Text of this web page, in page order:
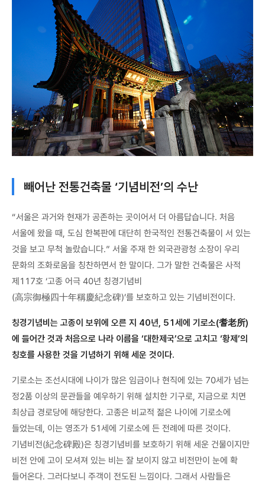
빼어난 전통건축물 ‘기념비전’의 수난
“서울은 과거와 현재가 공존하는 곳이어서 더 아름답습니다. 처음
서울에 왔을 때, 도심 한복판에 대단히 한국적인 전통건축물이 서 있는
것을 보고 무척 놀랐습니다.” 서울 주재 한 외국관광청 소장이 우리
문화의 조화로움을 칭찬하면서 한 말이다. 그가 말한 건축물은 사적
제117호 ‘고종 어극 40년 칭경기념비
(高宗御極四十年稱慶紀念碑)’를 보호하고 있는 기념비전이다.
칭경기념비는 고종이 보위에 오른 지 40년, 51세에 기로소(耆老所)
에 들어간 것과 처음으로 나라 이름을 ‘대한제국’으로 고치고 ‘황제’의
칭호를 사용한 것을 기념하기 위해 세운 것이다.
기로소는 조선시대에 나이가 많은 임금이나 현직에 있는 70세가 넘는
정2품 이상의 문관들을 예우하기 위해 설치한 기구로, 지금으로 치면
최상급 경로당에 해당한다. 고종은 비교적 젊은 나이에 기로소에
들었는데, 이는 영조가 51세에 기로소에 든 전례에 따른 것이다.
기념비전(紀念碑殿)은 칭경기념비를 보호하기 위해 세운 건물이지만
비전 안에 고이 모셔져 있는 비는 잘 보이지 않고 비전만이 눈에 확
들어온다. 그러다보니 주객이 전도된 느낌이다. 그래서 사람들은